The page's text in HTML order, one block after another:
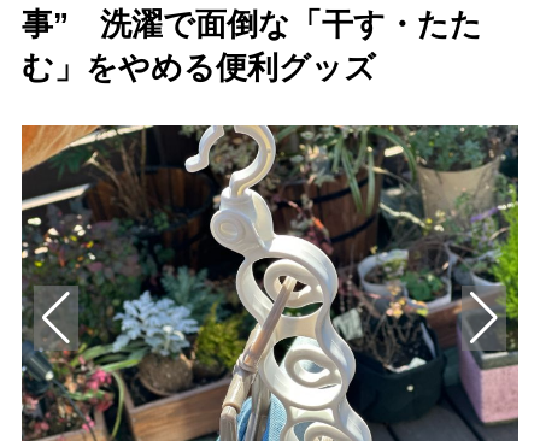
事” 洗濯で面倒な「干す・たた
む」をやめる便利グッズ